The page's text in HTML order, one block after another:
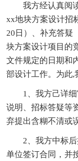
我方经认真阅读
xx地块方案设计招
20日）、补充答疑
块方案设计项目的
文件规定的日期和
部设计工作。为此,
1、我方己详细
说明、招标答疑等
弃提出含糊不清或
2、我方中标后
单位签订合同，并